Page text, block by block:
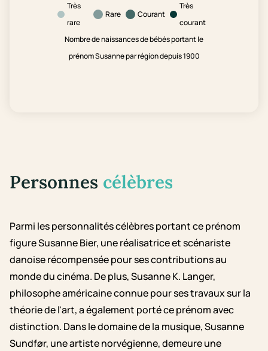
Très
rare
Rare Courant
Très
courant
Nombre de naissances de bébés portant le
prénom Susanne par région depuis 1900
Personnes célèbres
Parmi les personnalités célèbres portant ce prénom
figure Susanne Bier, une réalisatrice et scénariste
danoise récompensée pour ses contributions au
monde du cinéma. De plus, Susanne K. Langer,
philosophe américaine connue pour ses travaux sur la
théorie de l'art, a également porté ce prénom avec
distinction. Dans le domaine de la musique, Susanne
Sundfør, une artiste norvégienne, demeure une